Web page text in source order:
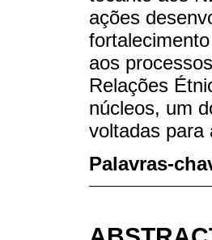
ações
aos
Relações
núcleos, um
voltadas para
Palavras-